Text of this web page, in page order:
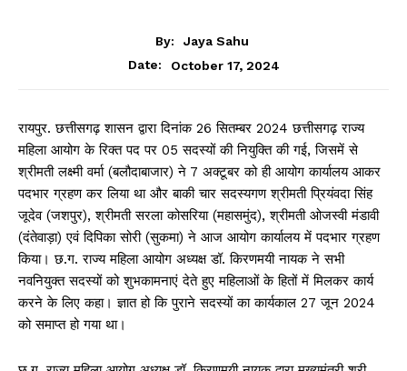
By:
Jaya Sahu
Date:
October 17, 2024
रायपुर. छत्तीसगढ़ शासन द्वारा दिनांक 26 सितम्बर 2024 छत्तीसगढ़ राज्य
महिला आयोग के रिक्त पद पर 05 सदस्यों की नियुक्ति की गई, जिसमें से
श्रीमती लक्ष्मी वर्मा (बलौदाबाजार) ने 7 अक्टूबर को ही आयोग कार्यालय आकर
पदभार ग्रहण कर लिया था और बाकी चार सदस्यगण श्रीमती प्रियंवदा सिंह
जूदेव (जशपुर), श्रीमती सरला कोसरिया (महासमुंद), श्रीमती ओजस्वी मंडावी
(दंतेवाड़ा) एवं दिपिका सोरी (सुकमा) ने आज आयोग कार्यालय में पदभार ग्रहण
किया। छ.ग. राज्य महिला आयोग अध्यक्ष डॉ. किरणमयी नायक ने सभी
नवनियुक्त सदस्यों को शुभकामनाएं देते हुए महिलाओं के हितों में मिलकर कार्य
करने के लिए कहा। ज्ञात हो कि पुराने सदस्यों का कार्यकाल 27 जून 2024
को समाप्त हो गया था।